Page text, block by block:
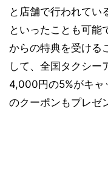
と店舗で行われてい
といったことも可能
からの特典を受ける
して、全国タクシー
4,000円の5%がキャ
のクーポンもプレゼ